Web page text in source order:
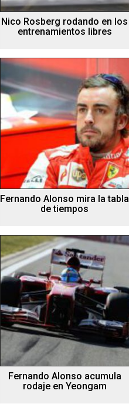
Nico Rosberg rodando en los
entrenamientos libres
Fernando Alonso mira la tabla
de tiempos
Fernando Alonso acumula
rodaje en Yeongam